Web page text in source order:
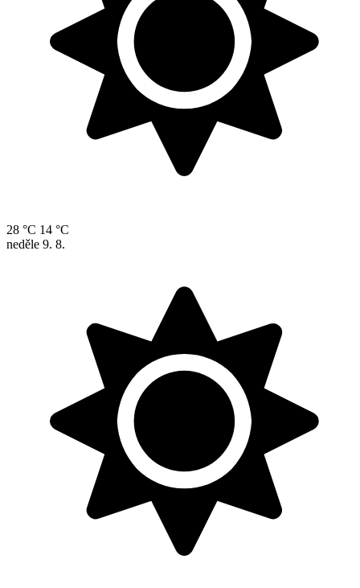
28 °C 14 °C
neděle 9. 8.